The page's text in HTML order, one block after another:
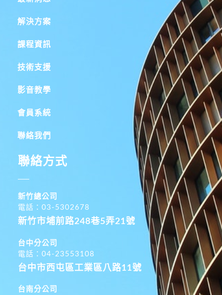
解決方案
課程資訊
技術支援
影音教學
會員系統
聯絡我們
聯絡方式
新竹總公司
電話：03-5302678
新竹市埔前路248巷5弄21號
台中分公司
電話：04-23553108
台中市西屯區工業區八路11號
台南分公司